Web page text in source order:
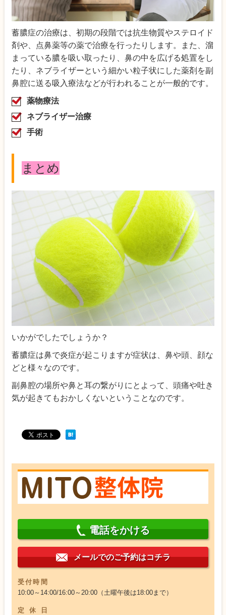
蓄膿症の治療は、初期の段階では抗生物質やステロイド
剤や、点鼻薬等の薬で治療を行ったりします。また、溜
まっている膿を吸い取ったり、鼻の中を広げる処置をし
たり、ネブライザーという細かい粒子状にした薬剤を副
鼻腔に送る吸入療法などが行われることが一般的です。
薬物療法
ネブライザー治療
手術
まとめ
いかがでしたでしょうか？
蓄膿症は鼻で炎症が起こりますが症状は、鼻や頭、顔な
どと様々なのです。
副鼻腔の場所や鼻と耳の繋がりにとよって、頭痛や吐き
気が起きてもおかしくないということなのです。
電話をかける
メールでのご予約はコチラ
受付時間
10:00～14:00/16:00～20:00（土曜午後は18:00まで）
定休日